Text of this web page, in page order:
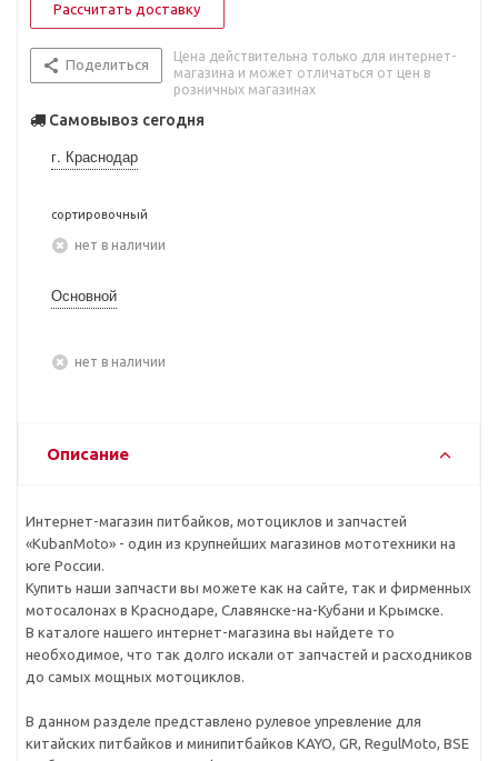
Рассчитать доставку
Поделиться
Цена действительна только для интернет-
магазина и может отличаться от цен в
розничных магазинах
Самовывоз сегодня
г. Краснодар
сортировочный
Нет в наличии
Основной
Нет в наличии
Описание
Интернет-магазин питбайков, мотоциклов и запчастей
«KubanMoto» - один из крупнейших магазинов мототехники на
юге России.
Купить наши запчасти вы можете как на сайте, так и фирменных
мотосалонах в Краснодаре, Славянске-на-Кубани и Крымске.
В каталоге нашего интернет-магазина вы найдете то
необходимое, что так долго искали от запчастей и расходников
до самых мощных мотоциклов.
В данном разделе представлено рулевое упревление для
китайских питбайков и минипитбайков KAYO, GR, RegulMoto, BSE